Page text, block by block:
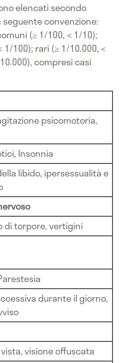
elencati secondo
convenzione:
(≥ 1/100, < 1/10);
100); rari (≥ 1/10.000, <
compresi casi
psicomotoria,
Insonnia
libido, ipersessualità e
di torpore, vertigini
durante il giorno,
visione offuscata